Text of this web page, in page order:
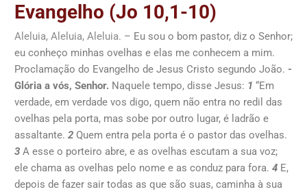
Evangelho (Jo 10,1-10)
Aleluia, Aleluia, Aleluia. – Eu sou o bom pastor, diz o Senhor;
eu conheço minhas ovelhas e elas me conhecem a mim.
Proclamação do Evangelho de Jesus Cristo segundo João. -
Glória a vós, Senhor. Naquele tempo, disse Jesus: 1 “Em
verdade, em verdade vos digo, quem não entra no redil das
ovelhas pela porta, mas sobe por outro lugar, é ladrão e
assaltante. 2 Quem entra pela porta é o pastor das ovelhas.
3 A esse o porteiro abre, e as ovelhas escutam a sua voz;
ele chama as ovelhas pelo nome e as conduz para fora. 4 E,
depois de fazer sair todas as que são suas, caminha à sua